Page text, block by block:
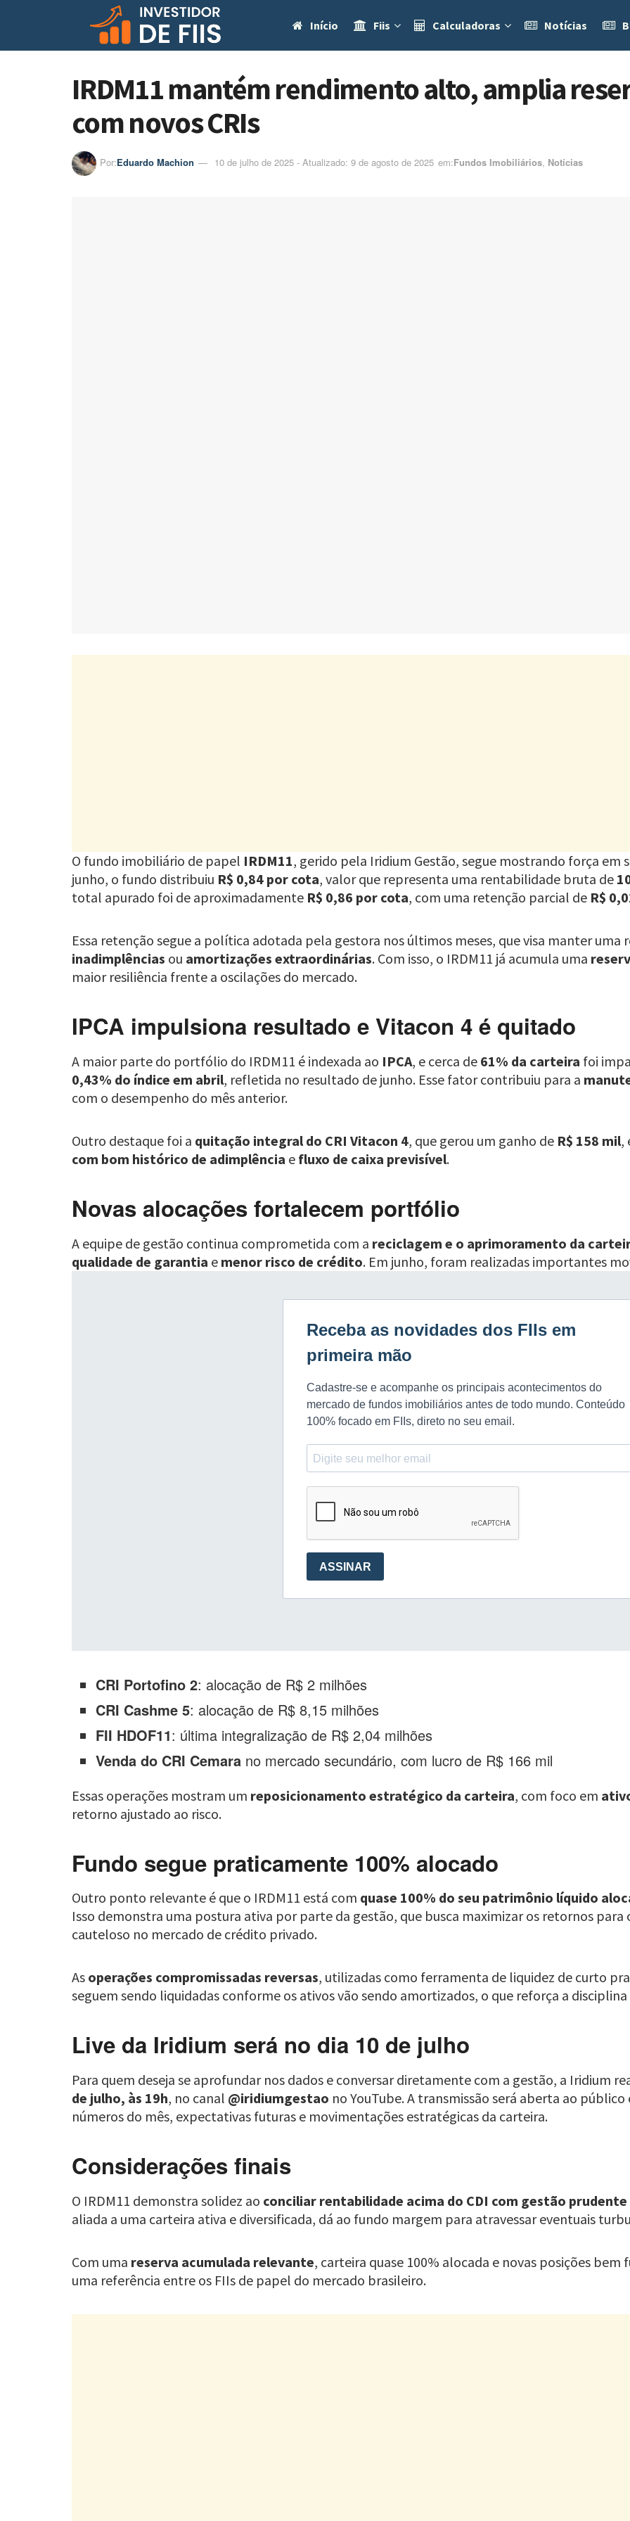
Início Fiis Calculadoras Notícias
IRDM11 mantém rendimento alto, amplia
com novos CRIs
Por:Eduardo Machion 10 de julho de 2025 - Atualizado: 9 de agosto de 2025 em:ㅤFundos Imobiliários, Notícias
O fundo imobiliário de papel IRDM11, gerido pela Iridium Gestão, segue mostrando força em
junho, o fundo distribuiu R$ 0,84 por cota, valor que representa uma rentabilidade bruta de
total apurado foi de aproximadamente R$ 0,86 por cota, com uma retenção parcial de R$
Essa retenção segue a política adotada pela gestora nos últimos meses, que visa manter uma
inadimplências ou amortizações extraordinárias. Com isso, o IRDM11 já acumula uma
maior resiliência frente a oscilações do mercado.
IPCA impulsiona resultado e Vitacon 4 é quitado
A maior parte do portfólio do IRDM11 é indexada ao IPCA, e cerca de 61% da carteira foi
0,43% do índice em abril, refletida no resultado de junho. Esse fator contribuiu para a
com o desempenho do mês anterior.
Outro destaque foi a quitação integral do CRI Vitacon 4, que gerou um ganho de R$ 158 mil,
com bom histórico de adimplência e fluxo de caixa previsível.
Novas alocações fortalecem portfólio
A equipe de gestão continua comprometida com a reciclagem e o aprimoramento da
qualidade de garantia e menor risco de crédito. Em junho, foram realizadas importantes
CRI Portofino 2: alocação de R$ 2 milhões
CRI Cashme 5: alocação de R$ 8,15 milhões
FII HDOF11: última integralização de R$ 2,04 milhões
Venda do CRI Cemara no mercado secundário, com lucro de R$ 166 mil
Essas operações mostram um reposicionamento estratégico da carteira, com foco em
retorno ajustado ao risco.
Fundo segue praticamente 100% alocado
Outro ponto relevante é que o IRDM11 está com quase 100% do seu patrimônio líquido
Isso demonstra uma postura ativa por parte da gestão, que busca maximizar os retornos para
cauteloso no mercado de crédito privado.
As operações compromissadas reversas, utilizadas como ferramenta de liquidez de curto
seguem sendo liquidadas conforme os ativos vão sendo amortizados, o que reforça a
Live da Iridium será no dia 10 de julho
Para quem deseja se aprofundar nos dados e conversar diretamente com a gestão, a Iridium
de julho, às 19h, no canal @iridiumgestao no YouTube. A transmissão será aberta ao
números do mês, expectativas futuras e movimentações estratégicas da carteira.
Considerações finais
O IRDM11 demonstra solidez ao conciliar rentabilidade acima do CDI com gestão prudente
aliada a uma carteira ativa e diversificada, dá ao fundo margem para atravessar eventuais
Com uma reserva acumulada relevante, carteira quase 100% alocada e novas posições
uma referência entre os FIIs de papel do mercado brasileiro.